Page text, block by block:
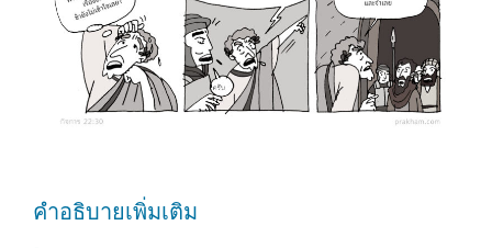
คำอธิบายเพิ่มเติม